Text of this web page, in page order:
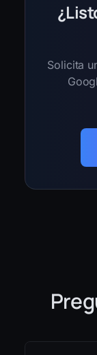
Solicita